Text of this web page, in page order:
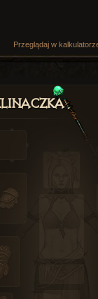
Przeglądaj w